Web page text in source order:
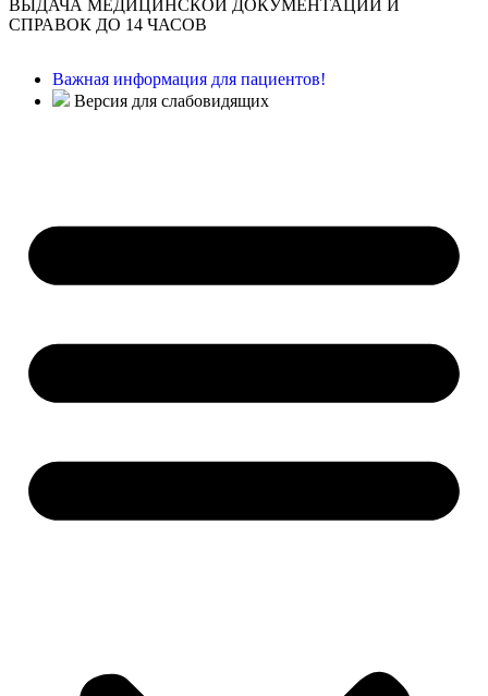
ВЫДАЧА МЕДИЦИНСКОЙ ДОКУМЕНТАЦИИ И
СПРАВОК ДО 14 ЧАСОВ
Важная информация для пациентов!
Версия для слабовидящих